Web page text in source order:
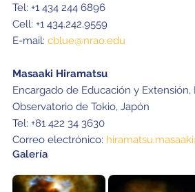
Tel: +1 434 244 6896
Cell: +1 434.242.9559
E-mail: cblue@nrao.edu
Masaaki Hiramatsu
Encargado de Educación y Extensión,
Observatorio de Tokio, Japón
Tel: +81 422 34 3630
Correo electrónico:
Galería